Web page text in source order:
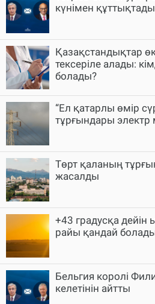
күнімен құттықтады
Қазақстандықтар
тексеріле алады:
болады?
“Ел қатарлы өмір
тұрғындары электр
Төрт қаланың
жасалды
+43 градусқа
райы қандай
Бельгия королі
келетінін айтты